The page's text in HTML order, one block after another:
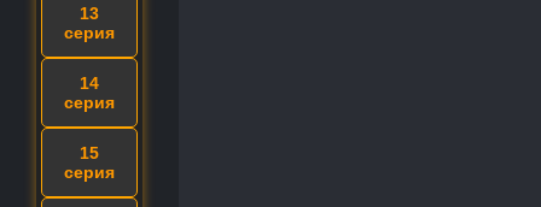
13
серия
14
серия
15
серия